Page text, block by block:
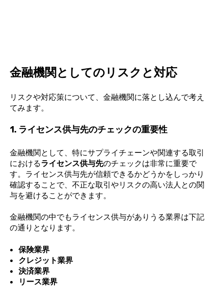
金融機関としてのリスクと対応
リスクや対応策について、金融機関に落とし込んで考え
てみます。
1. ライセンス供与先のチェックの重要性
金融機関として、特にサプライチェーンや関連する取引
におけるライセンス供与先のチェックは非常に重要で
す。ライセンス供与先が信頼できるかどうかをしっかり
確認することで、不正な取引やリスクの高い法人との関
与を避けることができます。
金融機関の中でもライセンス供与がありうる業界は下記
の通りとなります。
保険業界
クレジット業界
決済業界
リース業界